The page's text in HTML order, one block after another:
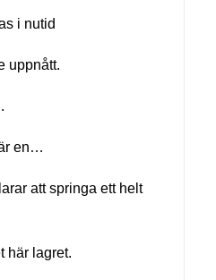
i nutid
uppnått.
en…
att springa ett helt
här lagret.